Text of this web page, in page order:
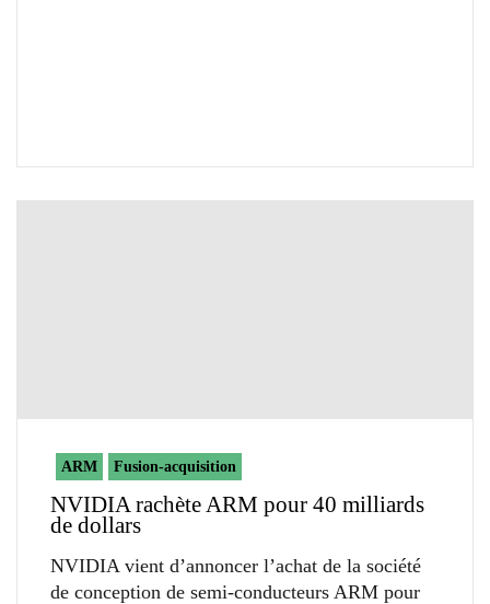
ARM Fusion-acquisition
NVIDIA rachète ARM pour 40 milliards
de dollars
NVIDIA vient d’annoncer l’achat de la société
de conception de semi-conducteurs ARM pour